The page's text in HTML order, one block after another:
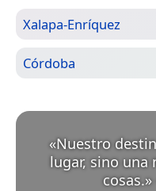
Xalapa-Enríquez
Córdoba
«Nuestro
lugar, sino una
cosas.»